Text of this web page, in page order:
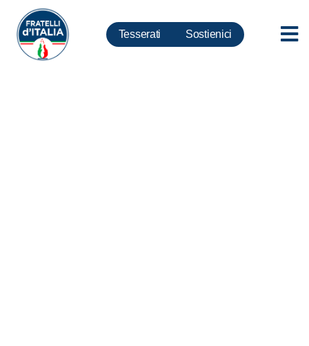
Tesserati Sostienici